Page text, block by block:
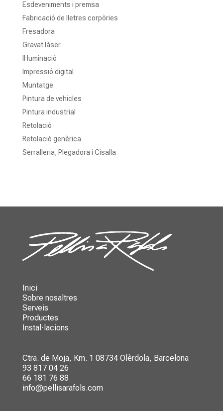
Esdeveniments i premsa
Fabricació de lletres corpòries
Fresadora
Gravat làser
Il·luminació
Impressió digital
Muntatge
Pintura de vehicles
Pintura industrial
Retolació
Retolació genèrica
Serralleria, Plegadora i Cisalla
Inici
Sobre nosaltres
Serveis
Productes
Instal·lacions
Ctra. de Moja, Km. 1 08734 Olèrdola, Barcelona
93 817 04 26
66 181 76 88
info@pellisarafols.com